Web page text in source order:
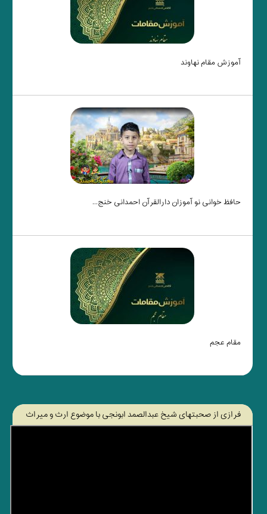
آموزش مقام نهاوند
حافظ خوانی نو آموزان دارالقرآن احمدانی خنج...
مقام عجم
فرازی از صحبتهای شیخ عبدالصمد ابونجی با موضوع ارث و میراث